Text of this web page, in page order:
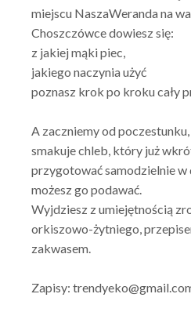
miejscu NaszaWeranda na
Choszczówce dowiesz się:
z jakiej mąki piec,
jakiego naczynia użyć
poznasz krok po kroku cały
A zaczniemy od
smakuje chleb, który już
przygotować samodzielnie w
możesz go podawać.
Wyjdziesz z umiejętnością
orkiszowo-żytniego,
zakwasem.
Zapisy: